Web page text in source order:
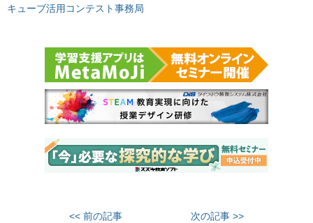
キューブ活用コンテスト事務局
<< 前の記事 次の記事 >>